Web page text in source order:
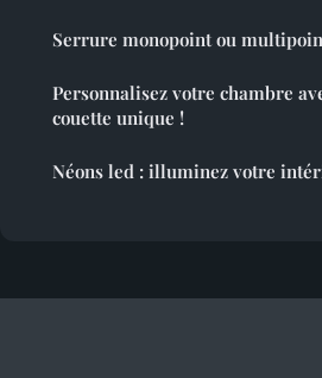
Serrure monopoint ou
Personnalisez votre chambre
couette unique !
Néons led : illuminez votre